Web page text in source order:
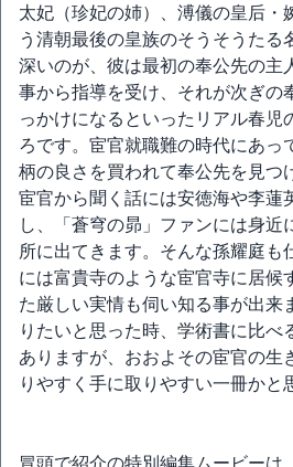
太妃（珍妃の姉）、溥儀の皇后・
う清朝最後の皇族のそうそうたる
深いのが、彼は最初の奉公先の主
事から指導を受け、それが次ぎの
っかけになるといったリアル春児
ろです。宦官就職難の時代にあっ
柄の良さを買われて奉公先を見つ
宦官から聞く話には安徳海や李蓮
し、「蒼穹の昴」ファンには身近
所に出てきます。そんな孫耀庭も
には富貴寺のような宦官寺に居候
た厳しい実情も伺い知る事が出来
りたいと思った時、学術書に比べ
ありますが、おおよその宦官の生
りやすく手に取りやすい一冊かと
冒頭で紹介の特別編集ムービーは